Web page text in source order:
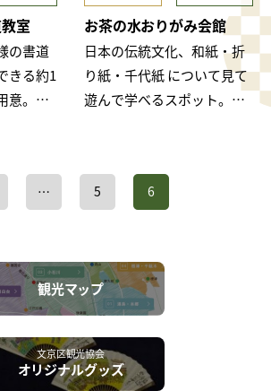
室
の書道
きる約1
意。年
国人旅
お茶の水おりがみ会館
日本の伝統文化、和紙・折
り紙・千代紙 について見て
遊んで学べるスポット。和
使った教室や染め工房など
も併設していま…
… 5 6
観光マップ
文京区観光協会
オリジナルグッズ